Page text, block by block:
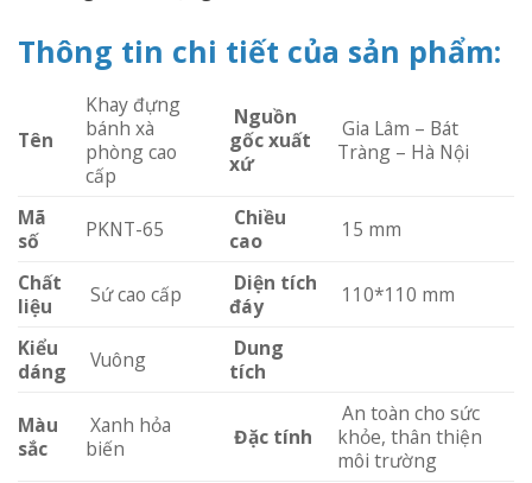
Thông tin chi tiết của sản phẩm:
Tên
Khay đựng
bánh xà
phòng cao
cấp
Nguồn
gốc xuất
xứ
Gia Lâm – Bát
Tràng – Hà Nội
Mã
số
PKNT-65
Chiều
cao
15 mm
Chất
liệu
Sứ cao cấp
Diện tích
đáy
110*110 mm
Kiểu
dáng
Vuông
Dung
tích
Màu
sắc
Xanh hỏa
biến
Đặc tính
An toàn cho sức
khỏe, thân thiện
môi trường